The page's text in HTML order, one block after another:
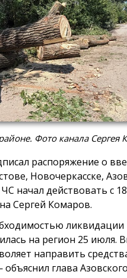
Фото канала Сергея
распоряжение о
Новочеркасске,
начал действовать с
Сергей Комаров.
ликвидации
на регион 25 июля.
направить
глава